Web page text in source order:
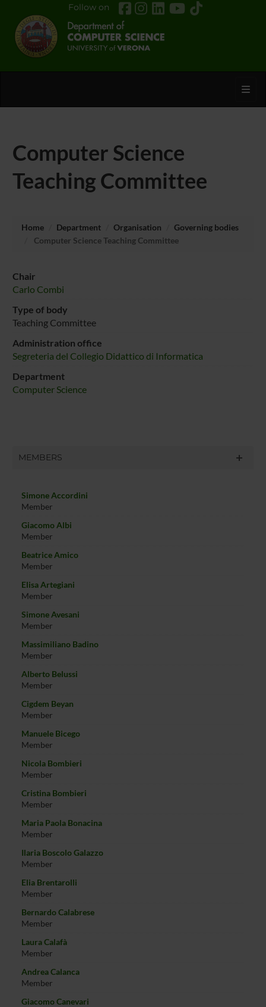
Follow on
Computer Science
Teaching Committee
Home Department Organisation
Governing bodies
Computer Science Teaching Committee
Chair
Carlo Combi
Type of body
Teaching Committee
Administration office
Segreteria del Collegio Didattico di Informatica
Department
Computer Science
MEMBERS
Simone Accordini
Member
Giacomo Albi
Member
Beatrice Amico
Member
Elisa Artegiani
Member
Simone Avesani
Member
Massimiliano Badino
Member
Alberto Belussi
Member
Cigdem Beyan
Member
Manuele Bicego
Member
Nicola Bombieri
Member
Cristina Bombieri
Member
Maria Paola Bonacina
Member
Ilaria Boscolo Galazzo
Member
Elia Brentarolli
Member
Bernardo Calabrese
Member
Laura Calafà
Member
Andrea Calanca
Member
Giacomo Canevari